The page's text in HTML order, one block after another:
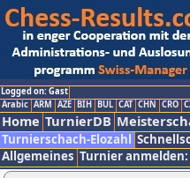
Logged on: Gast
Arabic ARM AZE BIH BUL CAT CHN CRO
Home TurnierDB
Turnierschach-Elozahl
Allgemeines Turnier anmelden: